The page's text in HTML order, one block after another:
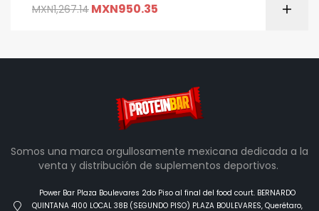
MXN1,267.14 MXN950.35
Somos una marca orgullosamente mexicana dedicada a la
venta y distribución de suplementos deportivos.
Power Bar Plaza Boulevares 2do Piso al final del food court. BERNARDO
QUINTANA 4100 LOCAL 38B (SEGUNDO PISO) PLAZA BOULEVARES, Querétaro,